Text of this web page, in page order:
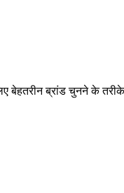
बेहतरीन ब्रांड चुनने के